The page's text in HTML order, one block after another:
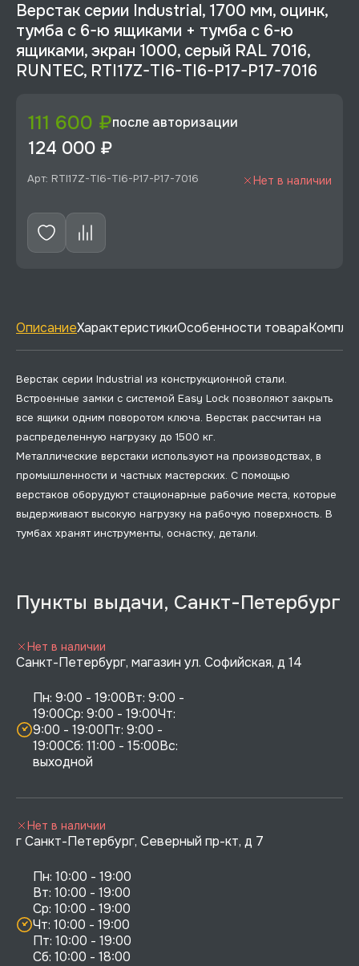
Верстак серии Industrial, 1700 мм, оцинк,
тумба с 6-ю ящиками + тумба с 6-ю
ящиками, экран 1000, серый RAL 7016,
RUNTEC, RTI17Z-TI6-TI6-P17-P17-7016
111 600 ₽после авторизации
124 000 ₽
Арт: RTI17Z-TI6-TI6-P17-P17-7016 Нет в наличии
ОписаниеХарактеристикиОсобенности товара
Верстак серии Industrial из конструкционной стали.
Встроенные замки с системой Easy Lock позволяют закрыть
все ящики одним поворотом ключа. Верстак рассчитан на
распределенную нагрузку до 1500 кг.
Металлические верстаки используют на производствах, в
промышленности и частных мастерских. С помощью
верстаков оборудуют стационарные рабочие места, которые
выдерживают высокую нагрузку на рабочую поверхность. В
тумбах хранят инструменты, оснастку, детали.
Пункты выдачи, Санкт-Петербург
Санкт-Петербург, магазин ул. Софийская, д 14
Пн: 9:00 - 19:00Вт: 9:00 -
19:00Ср: 9:00 - 19:00Чт:
9:00 - 19:00Пт: 9:00 -
19:00Сб: 11:00 - 15:00Вс:
выходной
Нет в наличии
г Санкт-Петербург, Северный пр-кт, д 7
Пн: 10:00 - 19:00
Вт: 10:00 - 19:00
Ср: 10:00 - 19:00
Чт: 10:00 - 19:00
Пт: 10:00 - 19:00
Сб: 10:00 - 18:00
Нет в наличии